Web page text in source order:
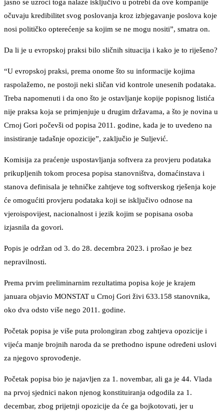
jasno se uzroci toga nalaze isključivo u potrebi da ove kompanije
očuvaju kredibilitet svog poslovanja kroz izbjegavanje poslova koje
nosi političko opterećenje sa kojim se ne mogu nositi”, smatra on.
Da li je u evropskoj praksi bilo sličnih situacija i kako je to riješeno?
“U evropskoj praksi, prema onome što su informacije kojima
raspolažemo, ne postoji neki sličan vid kontrole unesenih podataka.
Treba napomenuti i da ono što je ostavljanje kopije popisnog listića
nije praksa koja se primjenjuje u drugim državama, a što je novina u
Crnoj Gori počevši od popisa 2011. godine, kada je to uvedeno na
insistiranje tadašnje opozicije”, zaključio je Suljević.
Komisija za praćenje uspostavljanja softvera za provjeru podataka
prikupljenih tokom procesa popisa stanovništva, domaćinstava i
stanova definisala je tehničke zahtjeve tog softverskog rješenja koje
će omogućiti provjeru podataka koji se isključivo odnose na
vjeroispovijest, nacionalnost i jezik kojim se popisana osoba
izjasnila da govori.
Popis je održan od 3. do 28. decembra 2023. i prošao je bez
nepravilnosti.
Prema prvim preliminarnim rezultatima popisa koje je krajem
januara objavio MONSTAT u Crnoj Gori živi 633.158 stanovnika,
oko dva odsto više nego 2011. godine.
Početak popisa je više puta prolongiran zbog zahtjeva opozicije i
vijeća manje brojnih naroda da se prethodno ispune određeni uslovi
za njegovo sprovođenje.
Početak popisa bio je najavljen za 1. novembar, ali ga je 44. Vlada
na prvoj sjednici nakon njenog konstituiranja odgodila za 1.
decembar, zbog prijetnji opozicije da će ga bojkotovati, jer u